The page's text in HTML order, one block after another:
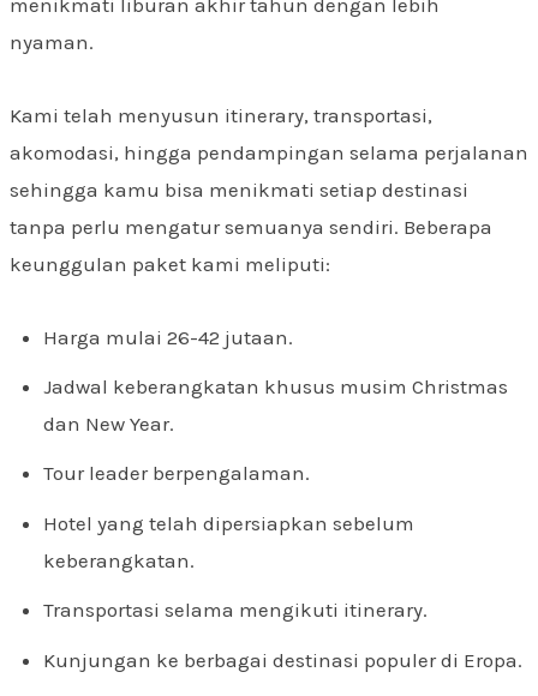
menikmati liburan akhir tahun dengan lebih
nyaman.
Kami telah menyusun itinerary, transportasi,
akomodasi, hingga pendampingan selama perjalanan
sehingga kamu bisa menikmati setiap destinasi
tanpa perlu mengatur semuanya sendiri. Beberapa
keunggulan paket kami meliputi:
Harga mulai 26-42 jutaan.
Jadwal keberangkatan khusus musim Christmas
dan New Year.
Tour leader berpengalaman.
Hotel yang telah dipersiapkan sebelum
keberangkatan.
Transportasi selama mengikuti itinerary.
Kunjungan ke berbagai destinasi populer di Eropa.